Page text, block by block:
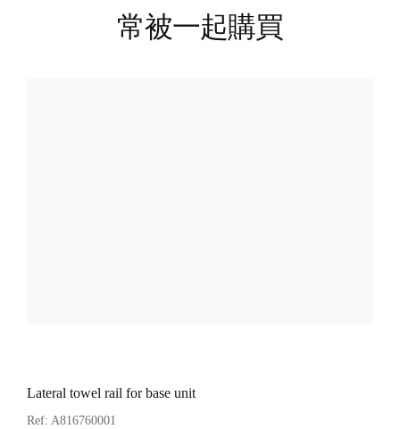
常被一起購買
Lateral towel rail for base unit
Ref: A816760001